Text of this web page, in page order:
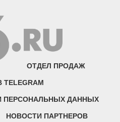
ОТДЕЛ ПРОДАЖ
ПЕРСОНАЛЬНЫХ ДАННЫХ
НОВОСТИ ПАРТНЕРОВ